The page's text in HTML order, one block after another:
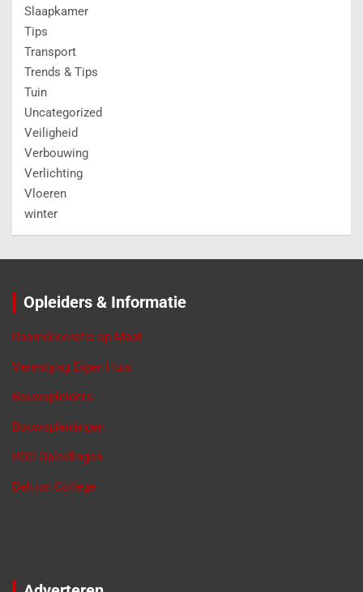
Slaapkamer
Tips
Transport
Trends & Tips
Tuin
Uncategorized
Veiligheid
Verbouwing
Verlichting
Vloeren
winter
Opleiders & Informatie
Raamdecoratie op Maat
Vereniging Eigen Huis
Bouwopleiders
Bouwopleidingen
ROC Opleidingen
Deltion College